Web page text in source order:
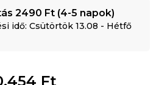
2490 Ft (4-5 napok)
idő: Csütörtök 13.08 - Hétfő
Ft